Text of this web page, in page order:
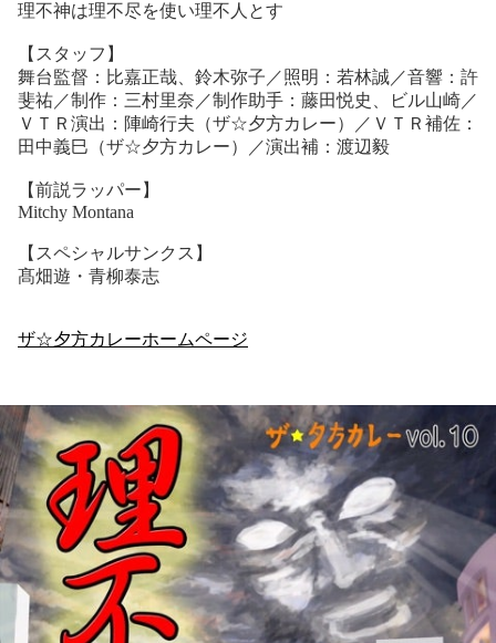
理不神は理不尽を使い理不人とす
【スタッフ】
舞台監督：比嘉正哉、鈴木弥子／照明：若林誠／音響：許
斐祐／制作：三村里奈／制作助手：藤田悦史、ビル山崎／
ＶＴＲ演出：陣崎行夫（ザ☆夕方カレー）／ＶＴＲ補佐：
田中義巳（ザ☆夕方カレー）／演出補：渡辺毅
【前説ラッパー】
Mitchy Montana
【スペシャルサンクス】
髙畑遊・青柳泰志
ザ☆夕方カレーホームページ